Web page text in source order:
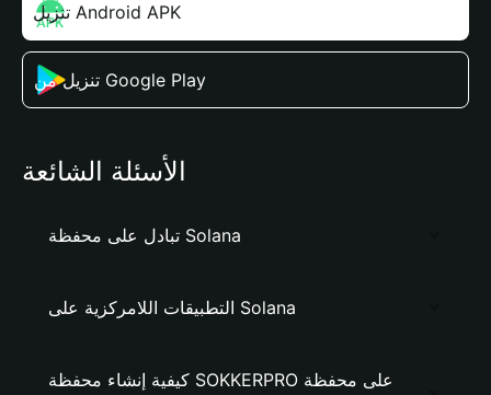
تنزيل Android APK
تنزيل من Google Play
الأسئلة الشائعة
تبادل على محفظة Solana
التطبيقات اللامركزية على Solana
كيفية إنشاء محفظة SOKKERPRO على محفظة